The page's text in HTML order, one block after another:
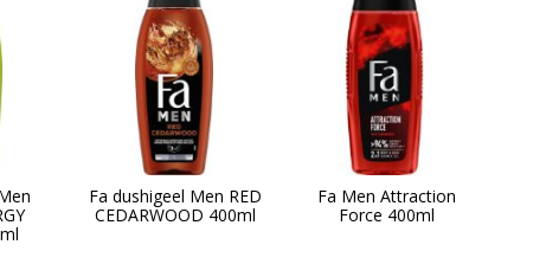
Fa dushigeel Men RED
CEDARWOOD 400ml
Fa Men Attraction
Force 400ml